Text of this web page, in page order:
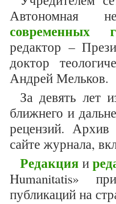
Автономная
современных
редактор –
доктор
Андрей Мельков.
За девять лет
ближнего и
рецензий.
сайте журнала,
Редакция и
Humanitatis»
публикаций на